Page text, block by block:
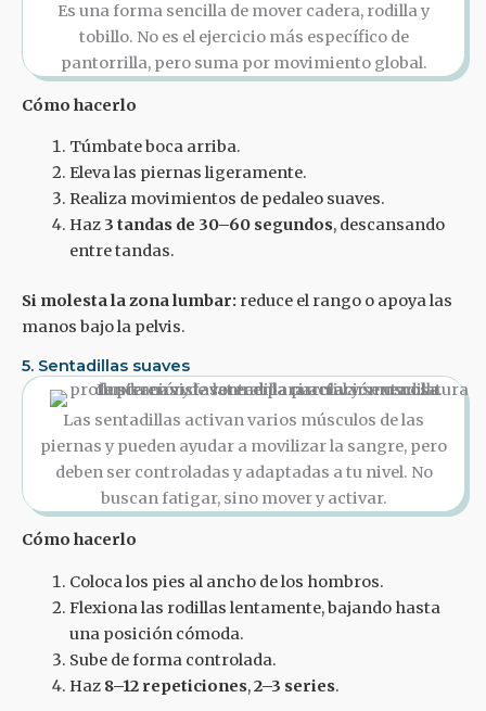
Es una forma sencilla de mover cadera, rodilla y
tobillo. No es el ejercicio más específico de
pantorrilla, pero suma por movimiento global.
Cómo hacerlo
Túmbate boca arriba.
Eleva las piernas ligeramente.
Realiza movimientos de pedaleo suaves.
Haz 3 tandas de 30–60 segundos, descansando
entre tandas.
Si molesta la zona lumbar: reduce el rango o apoya las
manos bajo la pelvis.
5. Sentadillas suaves
Las sentadillas activan varios músculos de las
piernas y pueden ayudar a movilizar la sangre, pero
deben ser controladas y adaptadas a tu nivel. No
buscan fatigar, sino mover y activar.
Cómo hacerlo
Coloca los pies al ancho de los hombros.
Flexiona las rodillas lentamente, bajando hasta
una posición cómoda.
Sube de forma controlada.
Haz 8–12 repeticiones,2–3 series.